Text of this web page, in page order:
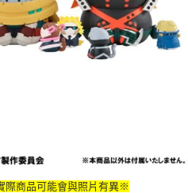
際商品可能會與照片有異※